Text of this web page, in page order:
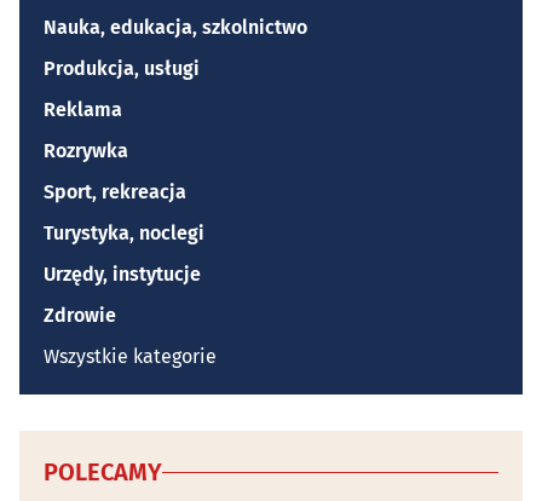
Nauka, edukacja, szkolnictwo
Produkcja, usługi
Reklama
Rozrywka
Sport, rekreacja
Turystyka, noclegi
Urzędy, instytucje
Zdrowie
Wszystkie kategorie
POLECAMY